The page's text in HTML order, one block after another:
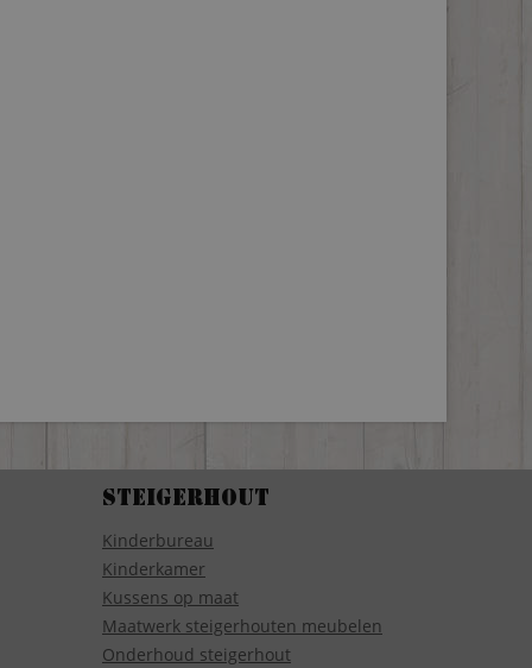
Steigerhout
Kinderbureau
Kinderkamer
Kussens op maat
Maatwerk steigerhouten meubelen
Onderhoud steigerhout